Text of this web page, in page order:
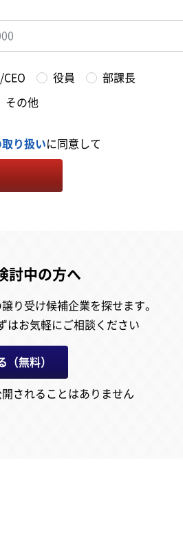
役員 部課長
その他
り扱いに同意して
討中の方へ
り受け候補企業を探せます。
はお気軽にご相談ください
（無料）
されることはありません